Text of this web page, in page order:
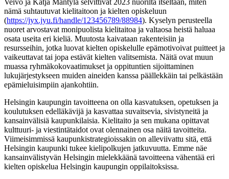
Veivo ja Katja Mäntylä selvittivät 2023 nuorilta itseltään, miten
nämä suhtautuvat kielitaitoon ja kielten opiskeluun
(https://jyx.jyu.fi/handle/123456789/88984). Kyselyn perusteella
nuoret arvostavat monipuolista kielitaitoa ja valtaosa heistä haluaa
osata useita eri kieliä. Muutosta kaivataan rakenteisiin ja
resursseihin, jotka luovat kielten opiskelulle epämotivoivat puitteet ja
vaikeuttavat tai jopa estävät kielten valitsemista. Näitä ovat muun
muassa ryhmäkokovaatimukset ja oppituntien sijoittaminen
lukujärjestykseen muiden aineiden kanssa päällekkäin tai pelkästään
epämieluisimpiin ajankohtiin.
Helsingin kaupungin tavoitteena on olla kasvatuksen, opetuksen ja
koulutuksen edelläkävijä ja kasvattaa suvaitsevia, sivistyneitä ja
kansainvälisiä kaupunkilaisia. Kielitaito ja sen mukana opittavat
kulttuuri- ja viestintätaidot ovat olennainen osa näitä tavoitteita.
Viimeisimmissä kaupunkistrategioissakin on alleviivattu sitä, että
Helsingin kaupunki tukee kielipolkujen jatkuvuutta. Emme näe
kansainvälistyvän Helsingin mielekkäänä tavoitteena vähentää eri
kielten opiskelua Helsingin kaupungin oppilaitoksissa.